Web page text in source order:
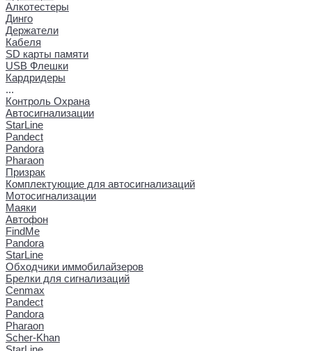
Алкотестеры
Динго
Держатели
Кабеля
SD карты памяти
USB Флешки
Кардридеры
...
Контроль Охрана
Автосигнализации
StarLine
Pandect
Pandora
Pharaon
Призрак
Комплектующие для автосигнализаций
Мотосигнализации
Маяки
Автофон
FindMe
Pandora
StarLine
Обходчики иммобилайзеров
Брелки для сигнализаций
Cenmax
Pandect
Pandora
Pharaon
Scher-Khan